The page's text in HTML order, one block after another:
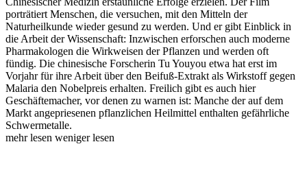
porträtiert Menschen, die versuchen, mit den Mitteln der
Naturheilkunde wieder gesund zu werden. Und er gibt Einblick in
die Arbeit der Wissenschaft: Inzwischen erforschen auch moderne
Pharmakologen die Wirkweisen der Pflanzen und werden oft
fündig. Die chinesische Forscherin Tu Youyou etwa hat erst im
Vorjahr für ihre Arbeit über den Beifuß-Extrakt als Wirkstoff gegen
Malaria den Nobelpreis erhalten. Freilich gibt es auch hier
Geschäftemacher, vor denen zu warnen ist: Manche der auf dem
Markt angepriesenen pflanzlichen Heilmittel enthalten gefährliche
Schwermetalle.
mehr lesen weniger lesen